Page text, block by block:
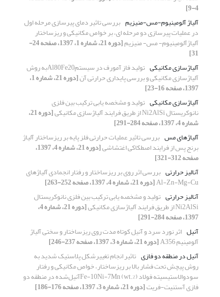
4-9]
آلیاژ آلومینیوم-مس-منیزیم بررسی تاثیر دمای پیرسازی مرحله اول
در عملیات پیرسازی دو مرحله ای، بر خواص مکانیکی و ریزساختار
آلیاژآلومینیوم- مس- منیزیم [دوره 21، شماره 1، 1397، صفحه 24-
31]
آلیاژسازی مکانیکی
تولید فاز آمورف در سیستمAl80Fe20به روش
آلیاژسازی مکانیکی و بررسی پایداری حرارتی آن [دوره 21، شماره 1،
1397، صفحه 16-23]
آلیاژسازی مکانیکی تولید و مشخصه یابی ترکیب بین فلزی
نانوکریستال Ni2AlSi از طریق فرایند آلیاژسازی مکانیکی [دوره 21،
شماره 4، 1397، صفحه 284-291]
آلیاژهای مس بررسی تاثیر عملیات حرارتی فلز پایه بر ریزساختار آلیاژ
برنج پس از فرایند اصطکاکی اغتشاشی [دوره 21، شماره 4، 1397،
صفحه 312-321]
آنالیز حرارتی بررسی اثر روی بر ریزساختار و رفتار انجمادی آلیاژهای
Al-Zn-Mg-Cu[دوره 21، شماره 4، 1397، صفحه 252-263]
آنالیز حرارتی تولید و مشخصه یابی ترکیب بین فلزی نانوکریستال
Ni2AlSi از طریق فرایند آلیاژسازی مکانیکی [دوره 21، شماره 4،
1397، صفحه 284-291]
آنیل اثر نورد سرد و آنیل کوتاه مدت روی ریزساختار و سختی آلیاژ
آلومینیم A356
[دوره 21، شماره 3، 1397، صفحه 237-246]
آنیل در منطقه دو فازی تاثیر انجام تغییرشکل پلاستیک شدید به
روش پیچش تحت فشار بالا بر ریزساختار، خواص مکانیکی و رفتار
سودوالاستیسیته فولاد Fe-10Ni-7Mn (wt.%)آنیل‌شده در منطقه دو
فازی آستنیت-فریت[دوره 21، شماره 3، 1397، صفحه 176-186]